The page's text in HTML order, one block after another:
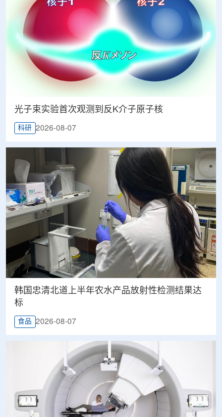
光子束实验首次观测到反K介子原子核
科研 2026-08-07
韩国忠清北道上半年农水产品放射性检测结果达
标
食品 2026-08-07